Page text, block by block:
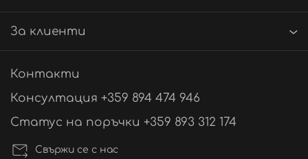
За клиенти
Контакти
Консултация +359 894 474 946
Статус на поръчки +359 893 312 174
Свържи се с нас